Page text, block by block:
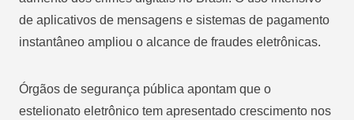
de aplicativos de mensagens e sistemas de pagamento
instantâneo ampliou o alcance de fraudes eletrônicas.
Órgãos de segurança pública apontam que o
estelionato eletrônico tem apresentado crescimento nos